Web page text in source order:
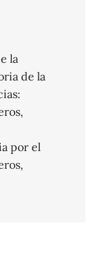
la
de la
por el